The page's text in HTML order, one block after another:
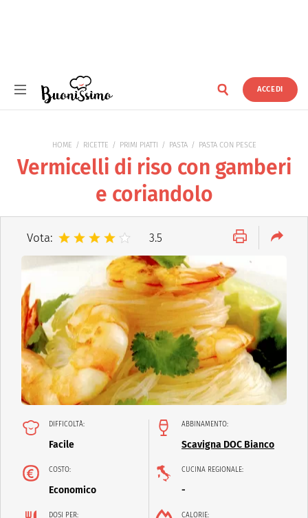
ACCEDI
HOME RICETTE PRIMI PIATTI PASTA PASTA CON PESCE
Vermicelli di riso con gamberi
e coriandolo
Vota: 3.5
DIFFICOLTÀ:
Facile
ABBINAMENTO:
Scavigna DOC Bianco
COSTO:
Economico
CUCINA REGIONALE:
-
DOSI PER: CALORIE: